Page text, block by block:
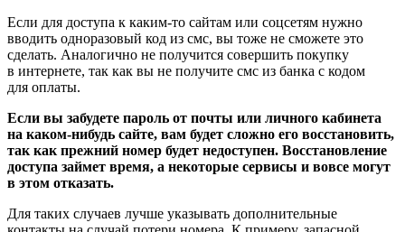
Если для доступа к каким-то сайтам или соцсетям нужно
вводить одноразовый код из смс, вы тоже не сможете это
сделать. Аналогично не получится совершить покупку
в интернете, так как вы не получите смс из банка с кодом
для оплаты.
Если вы забудете пароль от почты или личного кабинета
на каком-нибудь сайте, вам будет сложно его восстановить,
так как прежний номер будет недоступен. Восстановление
доступа займет время, а некоторые сервисы и вовсе могут
в этом отказать.
Для таких случаев лучше указывать дополнительные